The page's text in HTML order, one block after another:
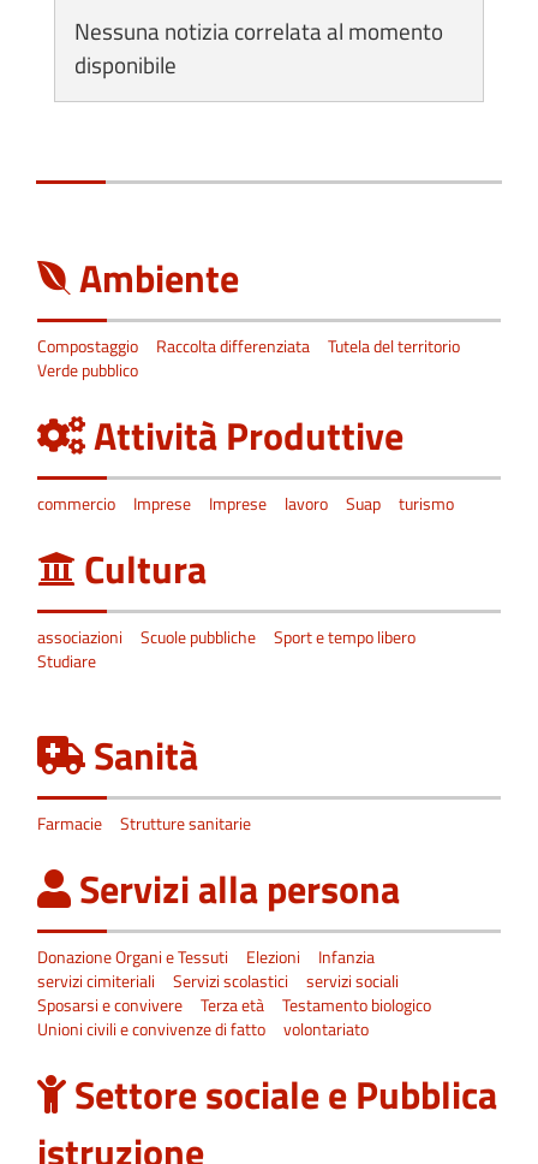
Nessuna notizia correlata al momento
disponibile
Ambiente
Compostaggio Raccolta differenziata
Tutela del territorio
Verde pubblico
Attività Produttive
commercio Imprese Imprese lavoro Suap turismo
Cultura
associazioni Scuole pubbliche
Sport e tempo libero
Studiare
Sanità
Farmacie Strutture sanitarie
Servizi alla persona
Donazione Organi e Tessuti Elezioni
Infanzia
servizi cimiteriali
Servizi scolastici
servizi sociali
Sposarsi e convivere
Terza età
Testamento biologico
Unioni civili e convivenze di fatto
volontariato
Settore sociale e Pubblica
istruzione